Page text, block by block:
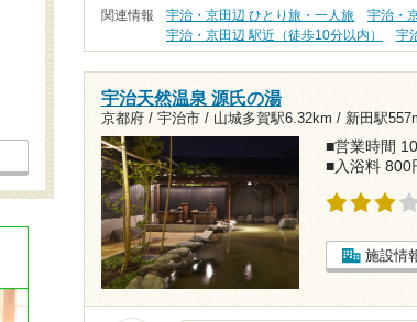
関連情報 宇治・京田辺 ひとり旅・一人旅
宇治・
宇治・京田辺 駅近（徒歩10分以内）
宇
宇治天然温泉 源氏の湯
京都府 / 宇治市 / 山城多賀駅6.32km / 新田駅
■営業時間
■入浴料 800
施設情